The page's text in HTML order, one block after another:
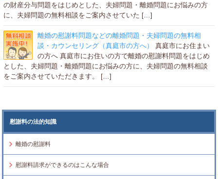
の財産分与問題をはじめとした、夫婦問題・離婚問題にお悩みの方
に、夫婦問題の無料相談をご案内させていた […]
離婚の慰謝料問題などの離婚問題・夫婦問題の無料相
談・カウンセリング（真庭市の方へ）
真庭市にお住まい
の方へ 真庭市にお住いの方で離婚の慰謝料問題をはじめ
とした、夫婦問題・離婚問題にお悩みの方に、夫婦問題の無料相談
をご案内させていただきます。 […]
慰謝料の法的知識
離婚の慰謝料
慰謝料請求ができるのはこんな場合